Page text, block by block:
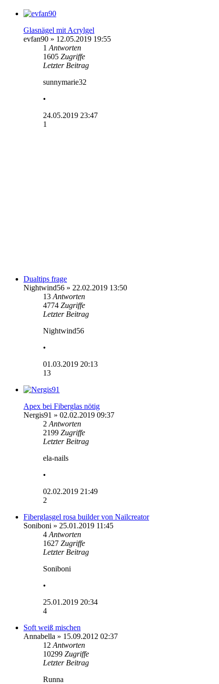
Glasnägel mit Acrylgel
evfan90 » 12.05.2019 19:55
1 Antworten
1605 Zugriffe
Letzter Beitrag
sunnymarie32
•
24.05.2019 23:47
1
Dualtips frage
Nightwind56 » 22.02.2019 13:50
13 Antworten
4774 Zugriffe
Letzter Beitrag
Nightwind56
•
01.03.2019 20:13
13
Apex bei Fiberglas nötig
Nergis91 » 02.02.2019 09:37
2 Antworten
2199 Zugriffe
Letzter Beitrag
ela-nails
•
02.02.2019 21:49
2
Fiberglasgel rosa builder von Nailcreator
Soniboni » 25.01.2019 11:45
4 Antworten
1627 Zugriffe
Letzter Beitrag
Soniboni
•
25.01.2019 20:34
4
Soft weiß mischen
Annabella » 15.09.2012 02:37
12 Antworten
10299 Zugriffe
Letzter Beitrag
Runna